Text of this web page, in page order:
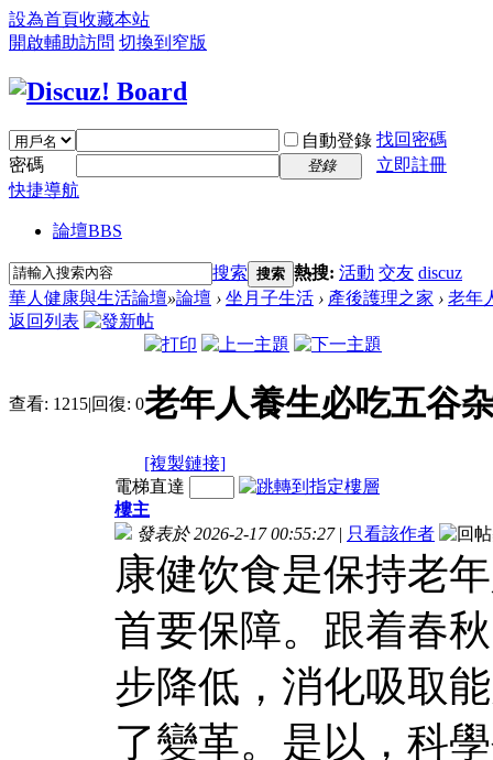
設為首頁收藏本站
開啟輔助訪問 切換到窄版
自動登錄 找回密碼
密碼
登錄
立即註冊
快捷導航
論壇BBS
搜索 搜索 熱搜: 活動 交友 discuz
華人健康與生活論壇»論壇 › 坐月子生活 › 產後護理之家 › 老年
返回列表
查看: 1215|回復: 0老年人養生必吃五谷
[複製鏈接]
電梯直達
樓主
發表於 2026-2-17 00:55:27 | 只看該作者
康健饮食是保持老
首要保障。跟着春
步降低，消化吸取
了變革。是以，科